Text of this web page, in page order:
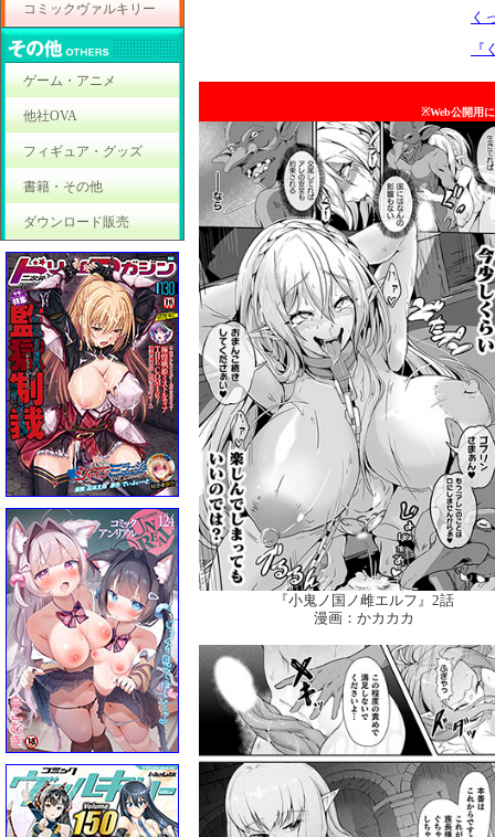
コミックヴァルキリー
ゲーム・アニメ
他社OVA
フィギュア・グッズ
書籍・その他
ダウンロード販売
く
※Web公開用
『小鬼ノ国ノ雌エルフ』2話
漫画：かカカカ